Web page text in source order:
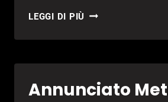
LEGGI DI PIÙ METRO
Annunciato